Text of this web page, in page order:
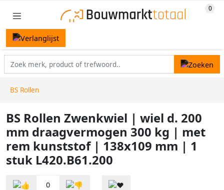
BS Rollen
BS Rollen Zwenkwiel | wiel d. 200
mm draagvermogen 300 kg | met
rem kunststof | 138x109 mm | 1
stuk L420.B61.200
0